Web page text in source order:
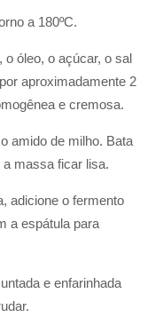
a 180ºC.
o óleo, o açúcar, o sal
aproximadamente 2
e cremosa.
amido de milho. Bata
massa ficar lisa.
adicione o fermento
a espátula para
e enfarinhada